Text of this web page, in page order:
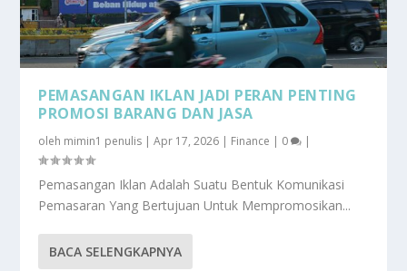
PEMASANGAN IKLAN JADI PERAN PENTING
PROMOSI BARANG DAN JASA
oleh mimin1 penulis |Apr 17, 2026 | Finance | 0 |
Pemasangan Iklan Adalah Suatu Bentuk Komunikasi
Pemasaran Yang Bertujuan Untuk Mempromosikan...
BACA SELENGKAPNYA